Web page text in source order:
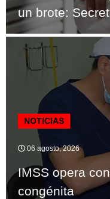
un brote:
NOTICIAS
06 agosto, 2026
IMSS opera
congénita